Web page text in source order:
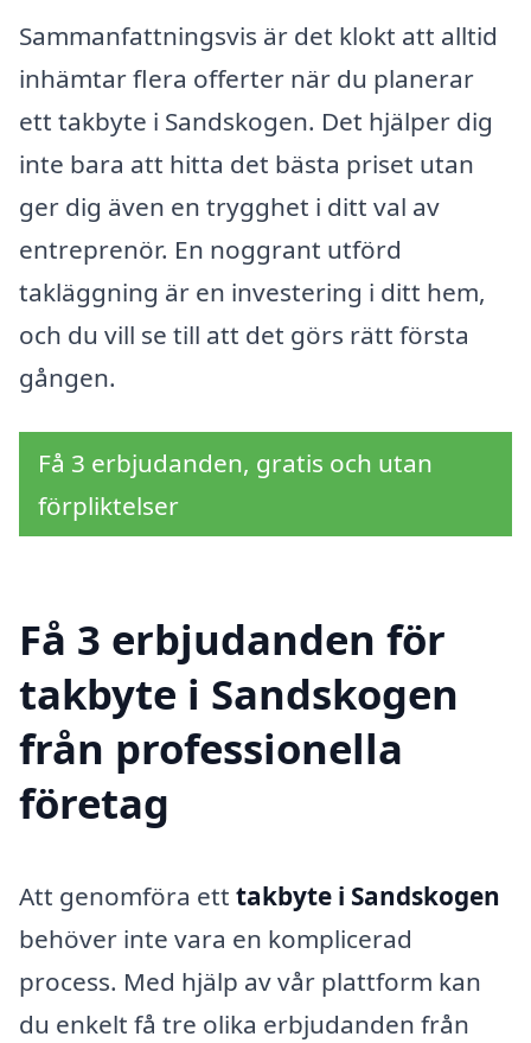
Sammanfattningsvis är det klokt att alltid
inhämtar flera offerter när du planerar
ett takbyte i Sandskogen. Det hjälper dig
inte bara att hitta det bästa priset utan
ger dig även en trygghet i ditt val av
entreprenör. En noggrant utförd
takläggning är en investering i ditt hem,
och du vill se till att det görs rätt första
gången.
Få 3 erbjudanden, gratis och utan
förpliktelser
Få 3 erbjudanden för
takbyte i Sandskogen
från professionella
företag
Att genomföra ett takbyte i Sandskogen
behöver inte vara en komplicerad
process. Med hjälp av vår plattform kan
du enkelt få tre olika erbjudanden från